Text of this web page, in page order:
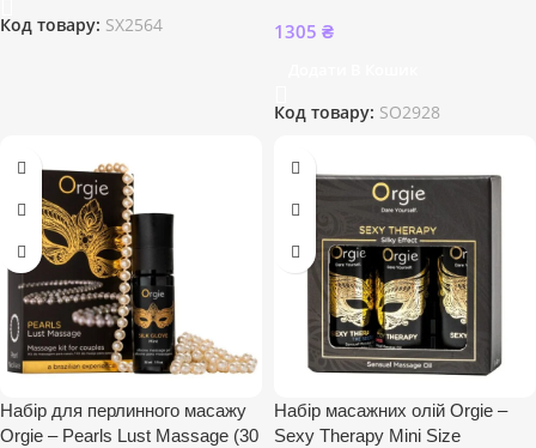
Код товару: SX2564
1305 ₴
Код товару: SO2928
Набір для перлинного масажу
Orgie – Pearls Lust Massage (30
Набір масажних олій Orgie –
Sexy Therapy Mini Size